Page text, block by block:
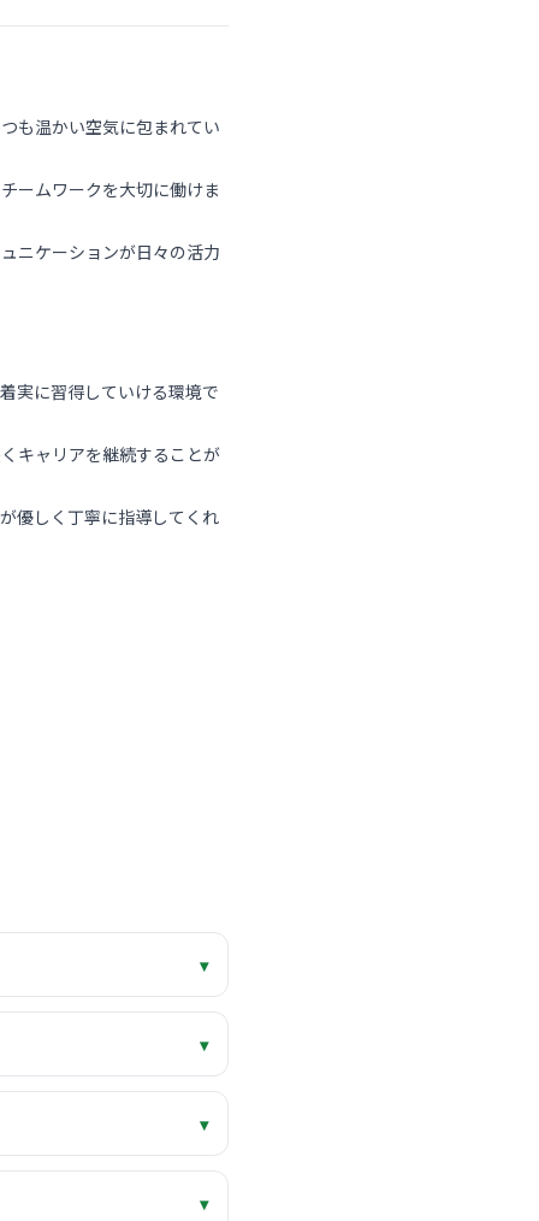
も温かい空気に包まれてい
ームワークを大切に働けま
ニケーションが日々の活力
実に習得していける環境で
キャリアを継続することが
優しく丁寧に指導してくれ
▾
▾
▾
▾